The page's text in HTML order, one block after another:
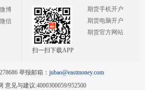
博
信
扫一扫下载APP
期货手机开户
期货电脑开户
期货官方网站
举报邮箱： jubao@eastmoney.com
意见与建议:4000300059/952500